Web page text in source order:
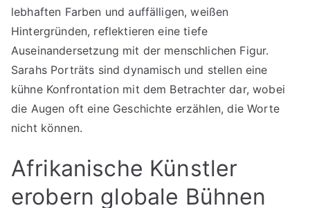
lebhaften Farben und auffälligen, weißen
Hintergründen, reflektieren eine tiefe
Auseinandersetzung mit der menschlichen Figur.
Sarahs Porträts sind dynamisch und stellen eine
kühne Konfrontation mit dem Betrachter dar, wobei
die Augen oft eine Geschichte erzählen, die Worte
nicht können.
Afrikanische Künstler
erobern globale Bühnen